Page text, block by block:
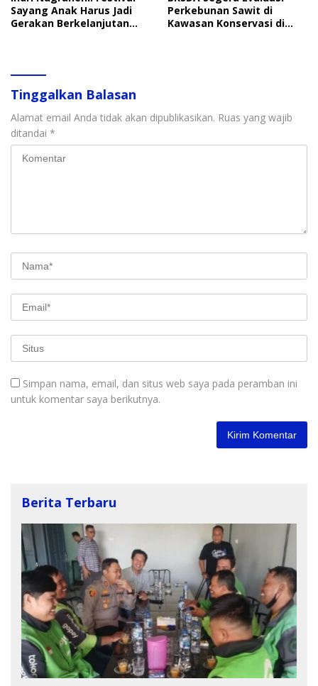
Sayang Anak Harus Jadi
Gerakan Berkelanjutan
Perkebunan Sawit di
Kawasan Konservasi di
Tinggalkan Balasan
Alamat email Anda tidak akan dipublikasikan. Ruas yang wajib
ditandai *
Simpan nama, email, dan situs web saya pada peramban ini
untuk komentar saya berikutnya.
Berita Terbaru